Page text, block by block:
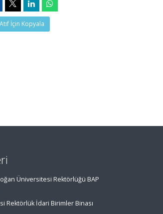
İçin Kopyala
Üniversitesi Rektörlüğü BAP
Rektörlük İdari Birimler Binası